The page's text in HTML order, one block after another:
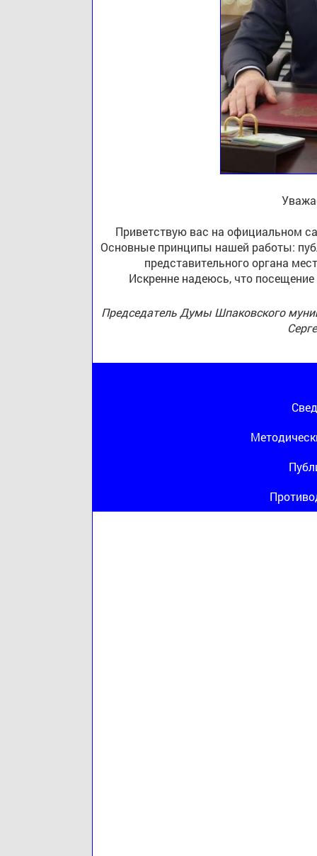
Приветствую вас на официальном
Основные принципы нашей работы:
представительного органа
Искренне надеюсь, что
Председатель Думы Шпаковского